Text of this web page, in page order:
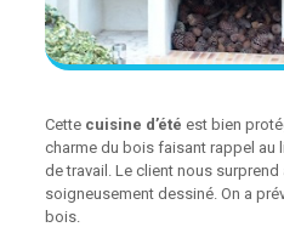
Cette cuisine d’été est bien
charme du bois faisant rappel au
de travail. Le client nous
soigneusement dessiné. On a
bois.